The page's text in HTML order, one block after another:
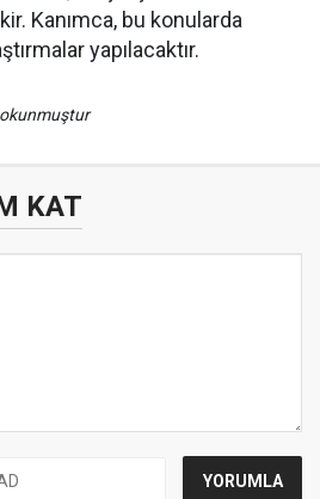
Kanımca, bu konularda
yapılacaktır.
KAT